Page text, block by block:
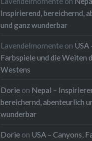
Inspirierend, bereichernd,
und ganz wunderbar
Lavendelmomente on USA
Farbspiele und die Weiten
Westens
Dorie on Nepal –
bereichernd, abenteurlich
wunderbar
Dorie on USA – Canyons,